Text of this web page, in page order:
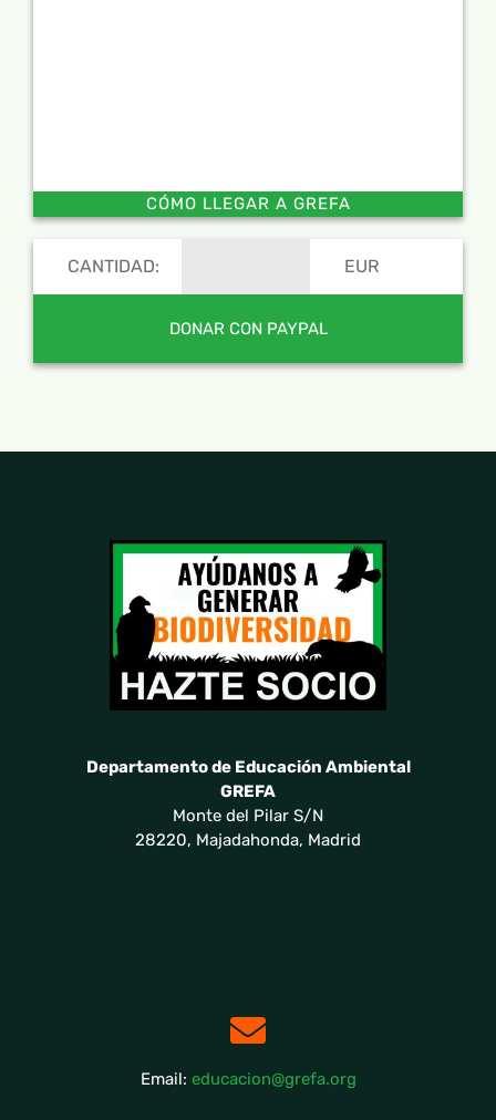
CÓMO LLEGAR A GREFA
CANTIDAD: EUR
Departamento de Educación Ambiental
GREFA
Monte del Pilar S/N
28220, Majadahonda, Madrid
Email: educacion@grefa.org